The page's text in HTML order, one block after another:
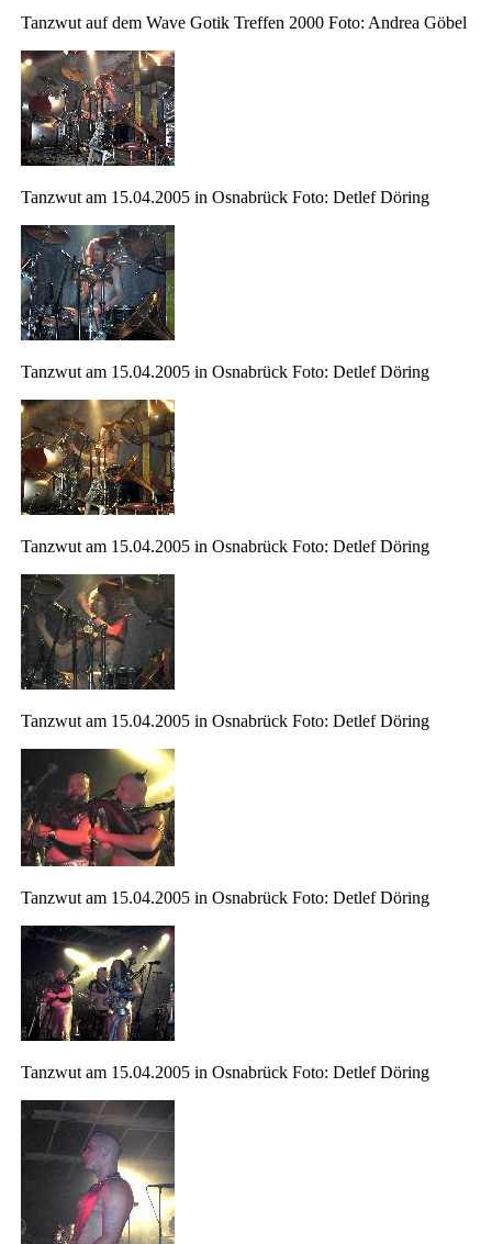
Tanzwut auf dem Wave Gotik Treffen 2000 Foto: Andrea Göbel
Tanzwut am 15.04.2005 in Osnabrück Foto: Detlef Döring
Tanzwut am 15.04.2005 in Osnabrück Foto: Detlef Döring
Tanzwut am 15.04.2005 in Osnabrück Foto: Detlef Döring
Tanzwut am 15.04.2005 in Osnabrück Foto: Detlef Döring
Tanzwut am 15.04.2005 in Osnabrück Foto: Detlef Döring
Tanzwut am 15.04.2005 in Osnabrück Foto: Detlef Döring